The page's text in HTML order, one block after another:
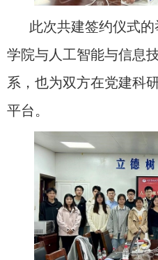
此次共建签约仪式
学院与人工智能与信息
系，也为双方在党建科
平台。